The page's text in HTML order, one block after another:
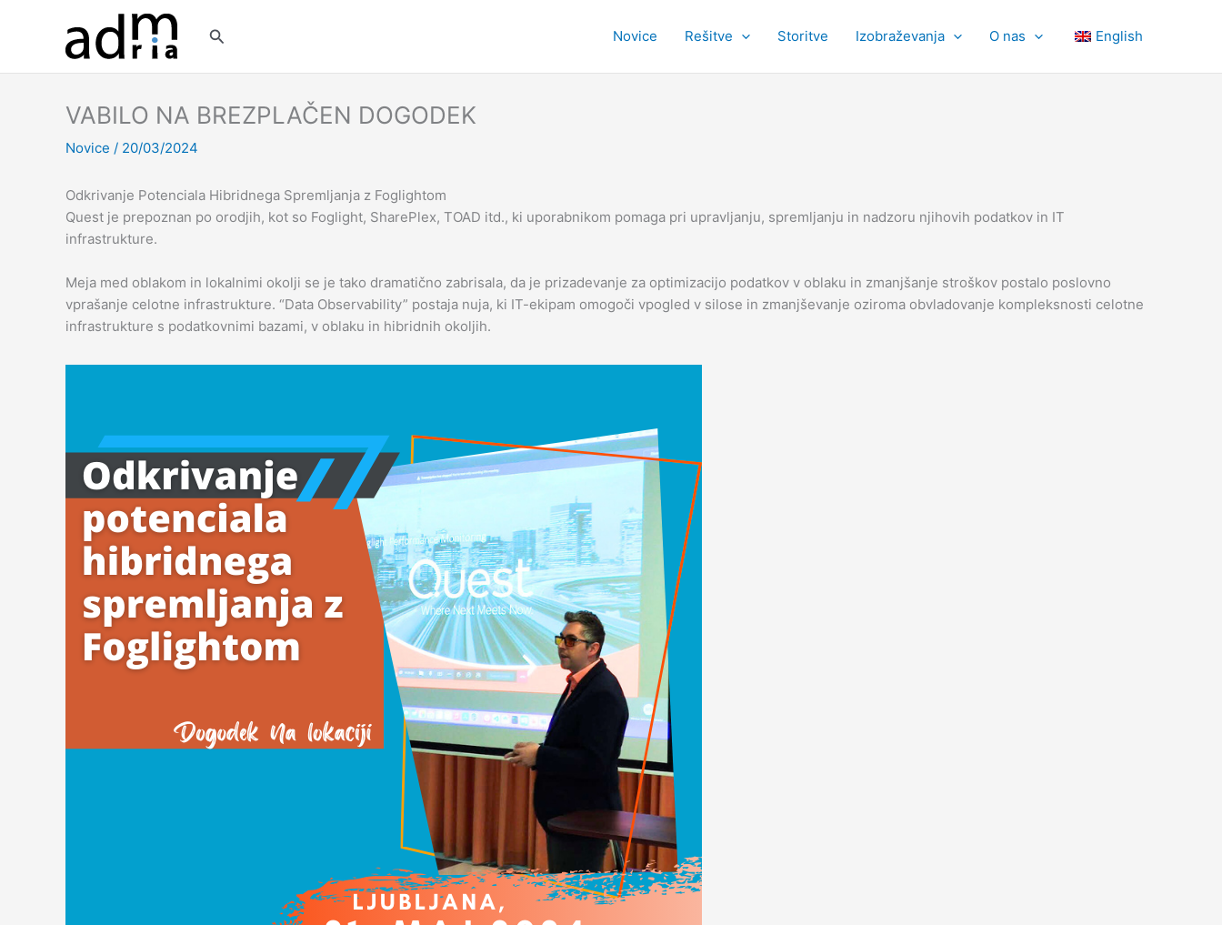
Search Novice Rešitve Storitve Izobraževanja O nas English
VABILO NA BREZPLAČEN DOGODEK
Novice / 20/03/2024
Odkrivanje Potenciala Hibridnega Spremljanja z Foglightom
Quest je prepoznan po orodjih, kot so Foglight, SharePlex, TOAD itd., ki uporabnikom pomaga pri upravljanju, spremljanju in nadzoru njihovih podatkov in IT
infrastrukture.
Meja med oblakom in lokalnimi okolji se je tako dramatično zabrisala, da je prizadevanje za optimizacijo podatkov v oblaku in zmanjšanje stroškov postalo poslovno
vprašanje celotne infrastrukture. “Data Observability” postaja nuja, ki IT-ekipam omogoči vpogled v silose in zmanjševanje oziroma obvladovanje kompleksnosti celotne
infrastrukture s podatkovnimi bazami, v oblaku in hibridnih okoljih.